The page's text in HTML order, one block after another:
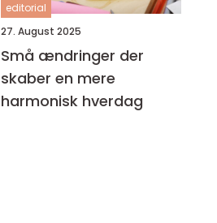
editorial
27. August 2025
Små ændringer der
skaber en mere
harmonisk hverdag